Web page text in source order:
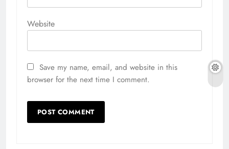
Website
Save my name, email, and website in this
browser for the next time I comment.